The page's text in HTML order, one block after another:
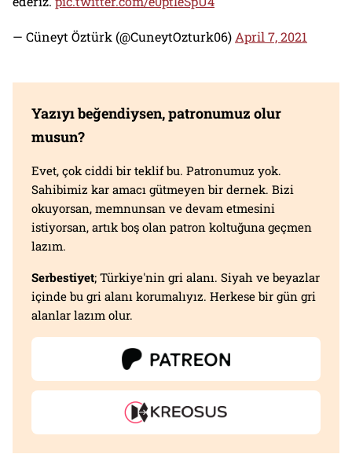
— Cüneyt Öztürk (@CuneytOzturk06)April 7, 2021
Yazıyı beğendiysen, patronumuz olur
musun?
Evet, çok ciddi bir teklif bu. Patronumuz yok.
Sahibimiz kar amacı gütmeyen bir dernek. Bizi
okuyorsan, memnunsan ve devam etmesini
istiyorsan, artık boş olan patron koltuğuna geçmen
lazım.
Serbestiyet; Türkiye'nin gri alanı. Siyah ve beyazlar
içinde bu gri alanı korumalıyız. Herkese bir gün gri
alanlar lazım olur.